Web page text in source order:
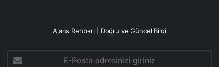
Ajans Rehberi | Doğru ve Güncel Bilgi
Posta